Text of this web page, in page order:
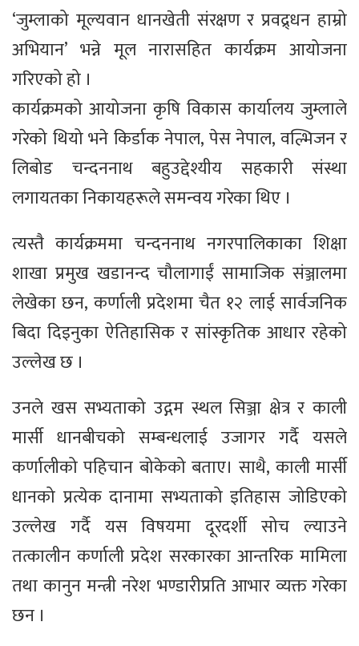
‘जुम्लाको मूल्यवान धानखेती संरक्षण र प्रवद्र्धन हाम्रो
अभियान’ भन्ने मूल नारासहित कार्यक्रम आयोजना
गरिएको हो ।
कार्यक्रमको आयोजना कृषि विकास कार्यालय जुम्लाले
गरेको थियो भने किर्डाक नेपाल, पेस नेपाल, वल्भिजन र
लिबोड चन्दननाथ बहुउद्देश्यीय सहकारी संस्था
लगायतका निकायहरूले समन्वय गरेका थिए ।
त्यस्तै कार्यक्रममा चन्दननाथ नगरपालिकाका शिक्षा
शाखा प्रमुख खडानन्द चौलागाईं सामाजिक संञ्जालमा
लेखेका छन, कर्णाली प्रदेशमा चैत १२ लाई सार्वजनिक
बिदा दिइनुका ऐतिहासिक र सांस्कृतिक आधार रहेको
उल्लेख छ ।
उनले खस सभ्यताको उद्गम स्थल सिञ्जा क्षेत्र र काली
मार्सी धानबीचको सम्बन्धलाई उजागर गर्दै यसले
कर्णालीको पहिचान बोकेको बताए। साथै, काली मार्सी
धानको प्रत्येक दानामा सभ्यताको इतिहास जोडिएको
उल्लेख गर्दै यस विषयमा दूरदर्शी सोच ल्याउने
तत्कालीन कर्णाली प्रदेश सरकारका आन्तरिक मामिला
तथा कानुन मन्त्री नरेश भण्डारीप्रति आभार व्यक्त गरेका
छन ।